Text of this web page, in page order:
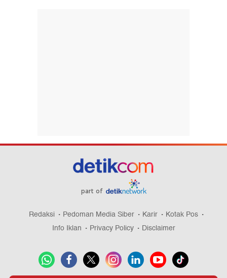
part of
Redaksi Pedoman Media Siber Karir
Kotak Pos
Info Iklan
Privacy Policy Disclaimer